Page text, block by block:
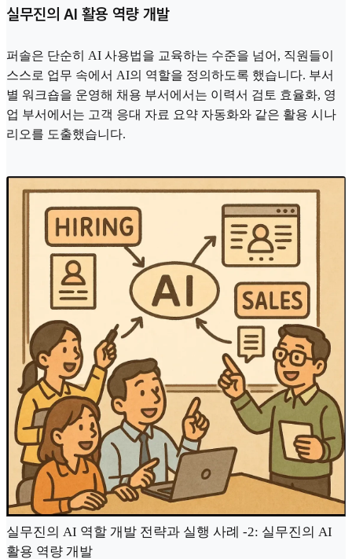
실무진의 AI 활용 역량 개발
퍼솔은 단순히 AI 사용법을 교육하는 수준을 넘어, 직원들이
스스로 업무 속에서 AI의 역할을 정의하도록 했습니다. 부서
별 워크숍을 운영해 채용 부서에서는 이력서 검토 효율화, 영
업 부서에서는 고객 응대 자료 요약 자동화와 같은 활용 시나
리오를 도출했습니다.
실무진의 AI 역할 개발 전략과 실행 사례 -2: 실무진의 AI
활용 역량 개발